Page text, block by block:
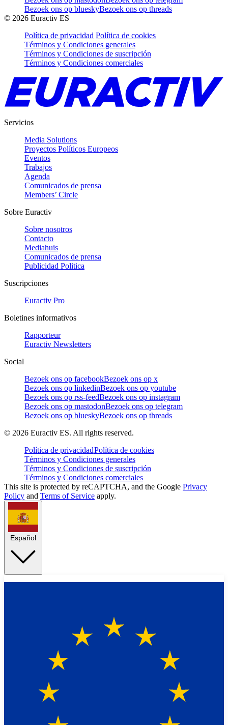
Bezoek ons op blueskyBezoek ons op threads
© 2026 Euractiv ES
Política de privacidad Política de cookies
Términos y Condiciones generales
Términos y Condiciones de suscripción
Términos y Condiciones comerciales
Servicios
Media Solutions
Proyectos Políticos Europeos
Eventos
Trabajos
Agenda
Comunicados de prensa
Members’ Circle
Sobre Euractiv
Sobre nosotros
Contacto
Mediahuis
Comunicados de prensa
Publicidad Politica
Suscripciones
Euractiv Pro
Boletines informativos
Rapporteur
Euractiv Newsletters
Social
Bezoek ons op facebookBezoek ons op x
Bezoek ons op linkedinBezoek ons op youtube
Bezoek ons op rss-feedBezoek ons op instagram
Bezoek ons op mastodonBezoek ons op telegram
Bezoek ons op blueskyBezoek ons op threads
© 2026 Euractiv ES. All rights reserved.
Política de privacidadPolítica de cookies
Términos y Condiciones generales
Términos y Condiciones de suscripción
Términos y Condiciones comerciales
This site is protected by reCAPTCHA, and the Google Privacy
Policy and Terms of Service apply.
Español